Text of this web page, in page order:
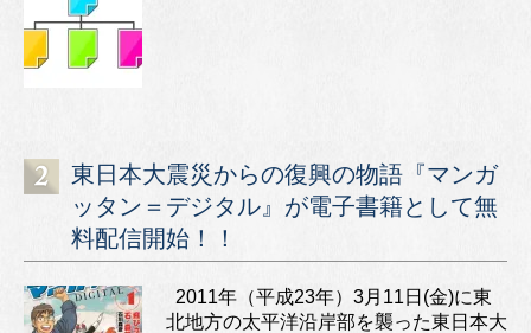
東日本大震災からの復興の物語『マンガ
ッタン＝デジタル』が電子書籍として無
料配信開始！！
2011年（平成23年）3月11日(金)に東
北地方の太平洋沿岸部を襲った東日本大